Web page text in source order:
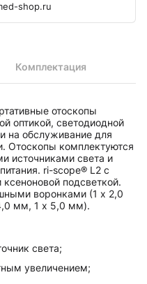
Комплектация
отоскопы
оптикой, светодиодной
на обслуживание для
Отоскопы комплектуются
источниками света и
ri-scope® L2 с
подсветкой.
воронками (1 x 2,0
мм, 1 x 5,0 мм).
света;
увеличением;
shop.ru